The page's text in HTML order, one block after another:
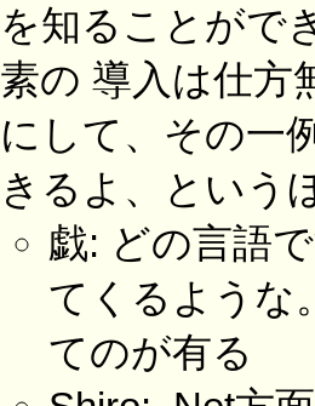
を知ることがで
素の 導入は仕方
にして、その一
きるよ、という
戯: どの言語
てくるような
てのが有る